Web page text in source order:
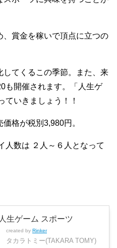
賞金を稼いで頂点に立つの
てくるこの季節。また、来
も開催されます。「人生ゲ
ていきましょう！！
格が税別3,980円。
人数は ２人～６人となって
人生ゲーム スポーツ
created by Rinker
タカラトミー(TAKARA TOMY)